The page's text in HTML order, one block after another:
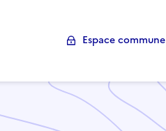
Espace commune